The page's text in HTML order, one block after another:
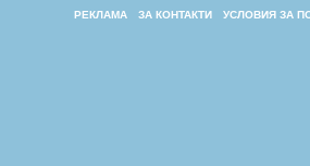
РЕКЛАМА ЗА КОНТАКТИ УСЛОВИЯ ЗА